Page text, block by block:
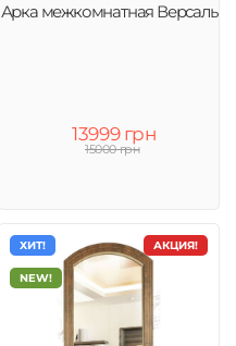
Арка межкомнатная Версаль
13999 грн
15000 грн
АКЦИЯ!
ХИТ!
NEW!